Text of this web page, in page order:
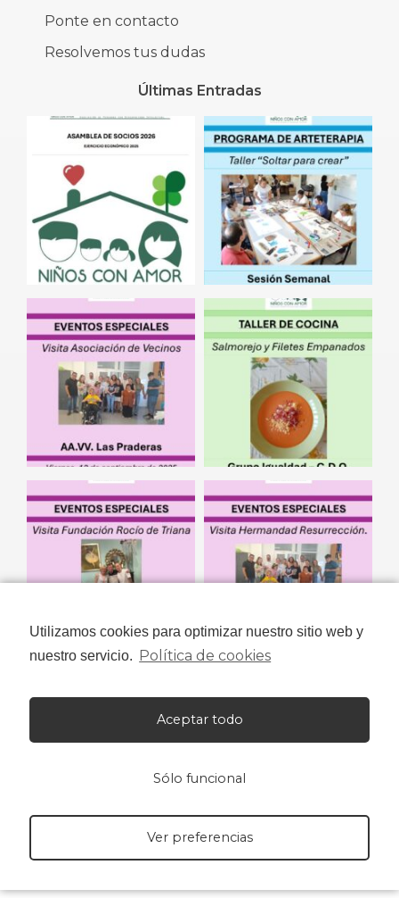
Utilizamos cookies para optimizar nuestro sitio web y
nuestro servicio. Política de cookies
Aceptar todo
Sólo funcional
Ver preferencias
Ponte en contacto
Resolvemos tus dudas
Últimas Entradas
Niños con Amor© 2023 Todos los derechos reservados